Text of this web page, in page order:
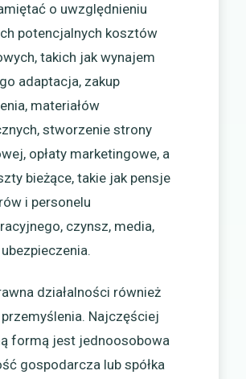
o uwzględnieniu
potencjalnych kosztów
takich jak wynajem
adaptacja, zakup
materiałów
stworzenie strony
opłaty marketingowe, a
bieżące, takie jak pensje
i personelu
czynsz, media,
działalności również
Najczęściej
formą jest jednoosobowa
gospodarcza lub spółka